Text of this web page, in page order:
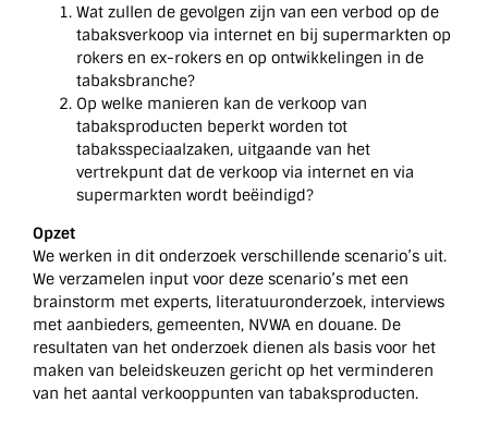
Wat zullen de gevolgen zijn van een verbod op de
tabaksverkoop via internet en bij supermarkten op
rokers en ex-rokers en op ontwikkelingen in de
tabaksbranche?
Op welke manieren kan de verkoop van
tabaksproducten beperkt worden tot
tabaksspeciaalzaken, uitgaande van het
vertrekpunt dat de verkoop via internet en via
supermarkten wordt beëindigd?
Opzet
We werken in dit onderzoek verschillende scenario’s uit.
We verzamelen input voor deze scenario’s met een
brainstorm met experts, literatuuronderzoek, interviews
met aanbieders, gemeenten, NVWA en douane. De
resultaten van het onderzoek dienen als basis voor het
maken van beleidskeuzen gericht op het verminderen
van het aantal verkooppunten van tabaksproducten.